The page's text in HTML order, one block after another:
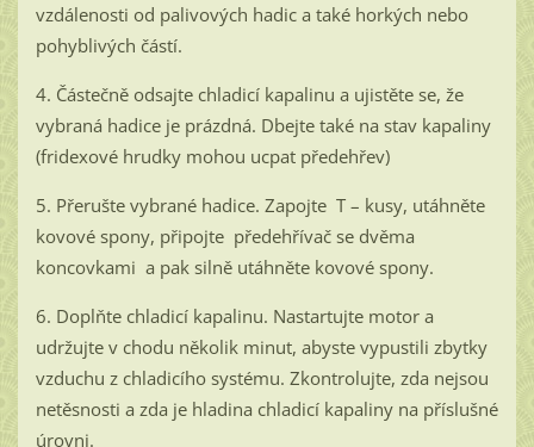
vzdálenosti od palivových hadic a také horkých nebo
pohyblivých částí.
4. Částečně odsajte chladicí kapalinu a ujistěte se, že
vybraná hadice je prázdná. Dbejte také na stav kapaliny
(fridexové hrudky mohou ucpat předehřev)
5. Přerušte vybrané hadice. Zapojte T – kusy, utáhněte
kovové spony, připojte předehřívač se dvěma
koncovkami a pak silně utáhněte kovové spony.
6. Doplňte chladicí kapalinu. Nastartujte motor a
udržujte v chodu několik minut, abyste vypustili zbytky
vzduchu z chladicího systému. Zkontrolujte, zda nejsou
netěsnosti a zda je hladina chladicí kapaliny na příslušné
úrovni.